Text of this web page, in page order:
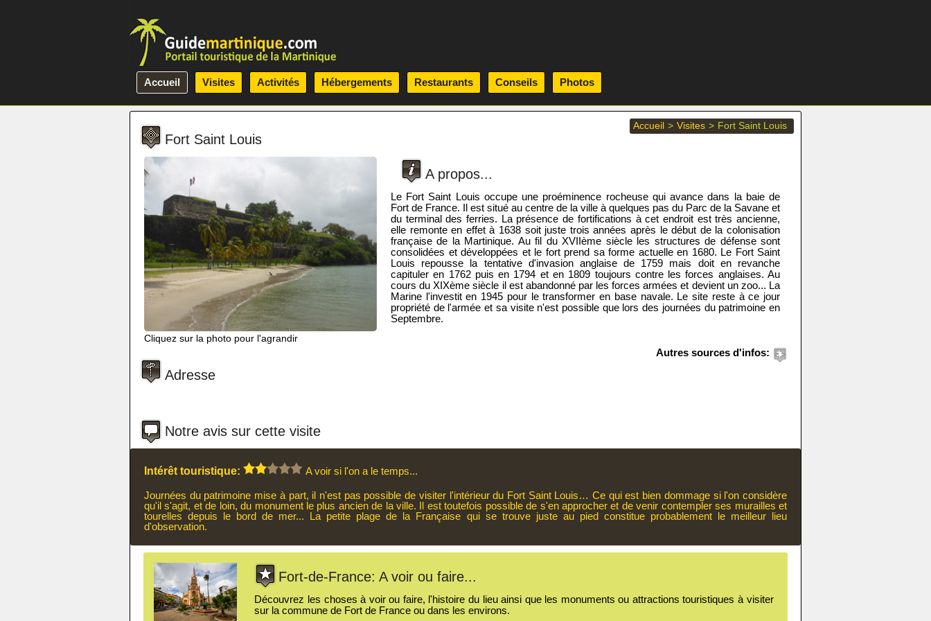
Accueil Visites Activités Hébergements Restaurants Conseils Photos
Fort Saint Louis
Accueil > Visites > Fort Saint Louis
Cliquez sur la photo pour l'agrandir
A propos...
Le Fort Saint Louis occupe une proéminence rocheuse qui avance dans la baie de
Fort de France. Il est situé au centre de la ville à quelques pas du Parc de la Savane et
du terminal des ferries. La présence de fortifications à cet endroit est très ancienne,
elle remonte en effet à 1638 soit juste trois années après le début de la colonisation
française de la Martinique. Au fil du XVIIème siècle les structures de défense sont
consolidées et développées et le fort prend sa forme actuelle en 1680. Le Fort Saint
Louis repousse la tentative d'invasion anglaise de 1759 mais doit en revanche
capituler en 1762 puis en 1794 et en 1809 toujours contre les forces anglaises. Au
cours du XIXème siècle il est abandonné par les forces armées et devient un zoo... La
Marine l'investit en 1945 pour le transformer en base navale. Le site reste à ce jour
propriété de l'armée et sa visite n'est possible que lors des journées du patrimoine en
Septembre.
Autres sources d'infos:
Adresse
Notre avis sur cette visite
Intérêt touristique: A voir si l'on a le temps...
Journées du patrimoine mise à part, il n'est pas possible de visiter l'intérieur du Fort Saint Louis… Ce qui est bien dommage si l'on considère
qu'il s'agit, et de loin, du monument le plus ancien de la ville. Il est toutefois possible de s'en approcher et de venir contempler ses murailles et
tourelles depuis le bord de mer... La petite plage de la Française qui se trouve juste au pied constitue probablement le meilleur lieu
d'observation.
Fort-de-France: A voir ou faire...
Découvrez les choses à voir ou faire, l'histoire du lieu ainsi que les monuments ou attractions touristiques à visiter
sur la commune de Fort de France ou dans les environs.